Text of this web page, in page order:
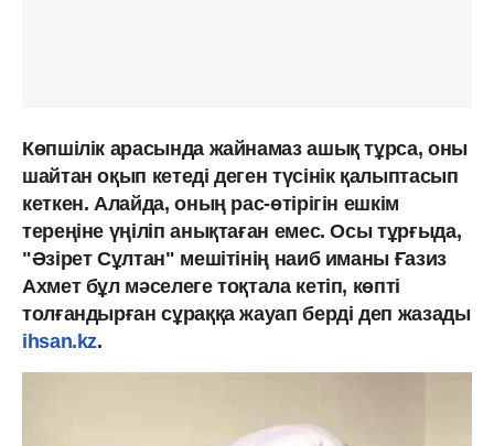
Көпшілік арасында жайнамаз ашық тұрса, оны
шайтан оқып кетеді деген түсінік қалыптасып
кеткен. Алайда, оның рас-өтірігін ешкім
тереңіне үңіліп анықтаған емес. Осы тұрғыда,
"Әзірет Сұлтан" мешітінің наиб иманы Ғазиз
Ахмет бұл мәселеге тоқтала кетіп, көпті
толғандырған сұраққа жауап берді деп жазады
ihsan.kz.